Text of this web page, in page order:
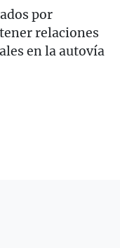
por
relaciones
en la autovía